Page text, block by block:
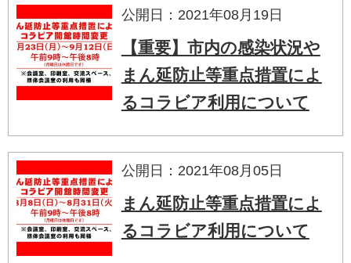
公開日：2021年08月19日
【重要】市内の感染状況や
まん延防止等重点措置によ
るコラビア利用について
公開日：2021年08月05日
まん延防止等重点措置によ
るコラビア利用について